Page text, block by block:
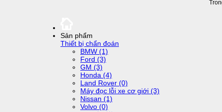
Sản phẩm
Thiết bị chẩn đoán
BMW (1)
Ford (3)
GM (3)
Honda (4)
Land Rover (0)
Máy đọc lỗi xe cơ giới (3)
Nissan (1)
Volvo (0)